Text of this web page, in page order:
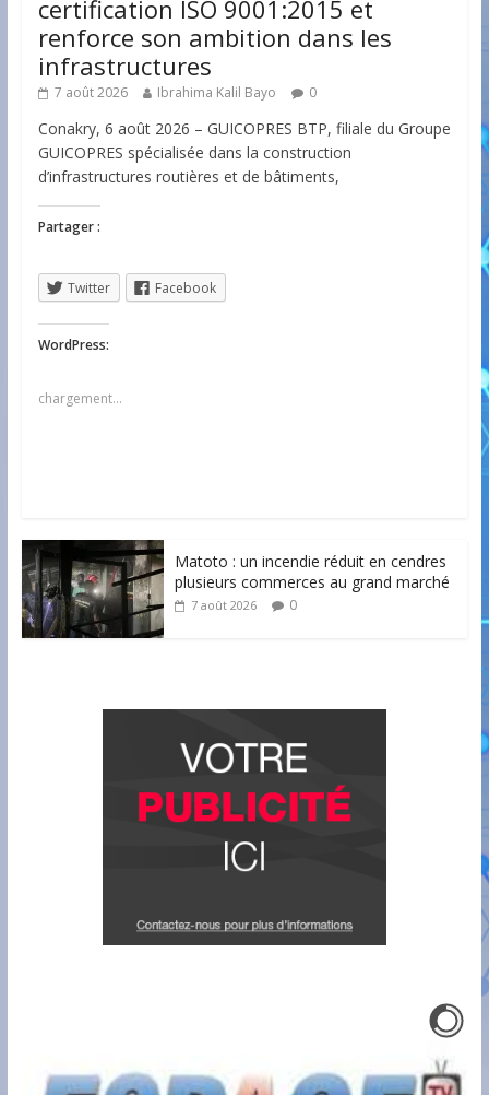
certification ISO 9001:2015 et
renforce son ambition dans les
infrastructures
7 août 2026 Ibrahima Kalil Bayo 0
Conakry, 6 août 2026 – GUICOPRES BTP, filiale du Groupe
GUICOPRES spécialisée dans la construction
d’infrastructures routières et de bâtiments,
Partager :
Twitter Facebook
WordPress:
chargement…
Matoto : un incendie réduit en cendres
plusieurs commerces au grand marché
7 août 2026 0